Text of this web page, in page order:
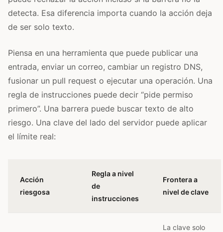
detecta. Esa diferencia importa cuando la acción deja
de ser solo texto.
Piensa en una herramienta que puede publicar una
entrada, enviar un correo, cambiar un registro DNS,
fusionar un pull request o ejecutar una operación. Una
regla de instrucciones puede decir “pide permiso
primero”. Una barrera puede buscar texto de alto
riesgo. Una clave del lado del servidor puede aplicar
el límite real:
Acción
riesgosa
Regla a nivel
de
instrucciones
Frontera a
nivel de clave
La clave solo